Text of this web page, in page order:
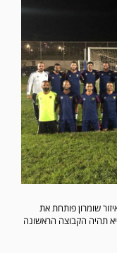
שומרון פותחת את
השרון והיא תהיה הקבוצה הראשונה
עירוני אשדוד 5-0.